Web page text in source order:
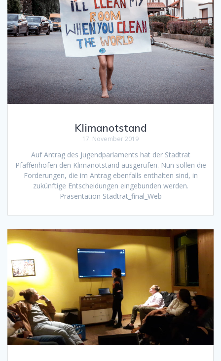
Klimanotstand
17. November 2019
Auf Antrag des Jugendparlaments hat der Stadtrat
Pfaffenhofen den Klimanotstand ausgerufen. Nun sollen die
Forderungen, die im Antrag ebenfalls enthalten sind, in
zukünftige Entscheidungen eingebunden werden.
Präsentation Stadtrat_final_Web